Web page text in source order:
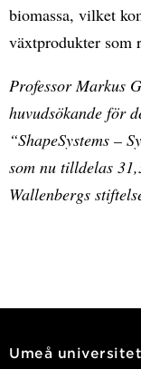
biomassa, vilket
växtprodukter som
Professor Markus
huvudsökande för
“ShapeSystems –
som nu tilldelas
Wallenbergs
Umeå universitet